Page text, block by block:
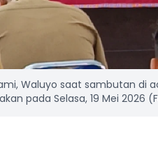
Waluyo saat sambutan di
pada Selasa, 19 Mei 2026